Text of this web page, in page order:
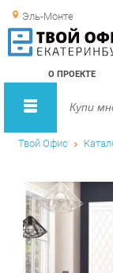
Эль-Монте
О ПРОЕКТЕ
Твой Офис Каталог